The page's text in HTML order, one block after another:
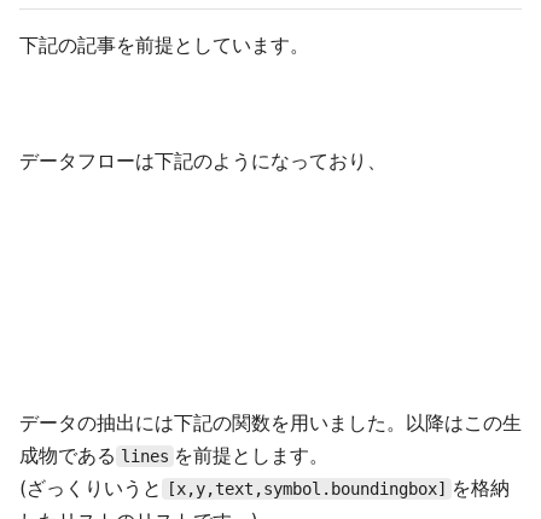
下記の記事を前提としています。
データフローは下記のようになっており、
データの抽出には下記の関数を用いました。以降はこの生
成物である lines を前提とします。
(ざっくりいうと
[x,y,text,symbol.boundingbox]
を格納